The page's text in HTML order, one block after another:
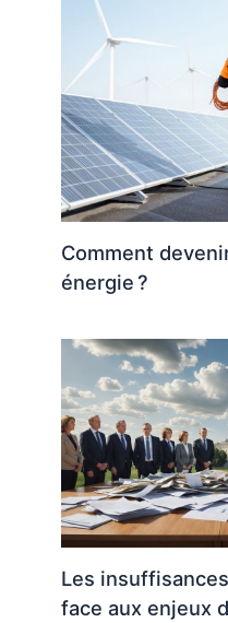
Comment
énergie ?
Les
face aux enjeux